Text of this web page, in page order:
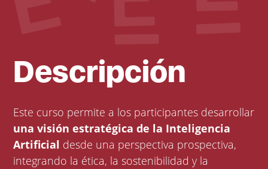
Descripción
Este curso permite a los participantes desarrollar
una visión estratégica de la Inteligencia
Artificial desde una perspectiva prospectiva,
integrando la ética, la sostenibilidad y la